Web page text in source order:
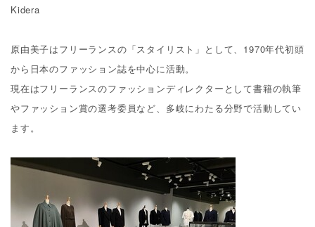
Kidera
原由美子はフリーランスの「スタイリスト」として、 1970年代初頭
から日本のファッション誌を中心に活動。
現在はフリーランスのファッションディレクターとして書籍の執筆
やファッション賞の選考委員など、多岐にわたる分野で活動してい
ます。